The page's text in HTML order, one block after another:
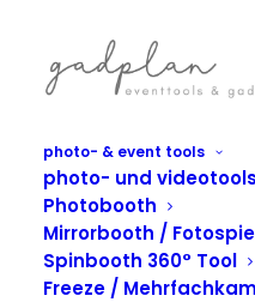
photo- & event tools
photo- und videotools
Photobooth
Mirrorbooth /
Spinbooth 360° Tool
Freeze /